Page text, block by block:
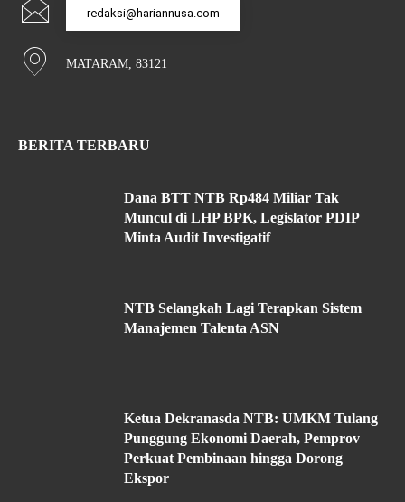
redaksi@hariannusa.com
MATARAM, 83121
BERITA TERBARU
Dana BTT NTB Rp484 Miliar Tak
Muncul di LHP BPK, Legislator PDIP
Minta Audit Investigatif
NTB Selangkah Lagi Terapkan Sistem
Manajemen Talenta ASN
Ketua Dekranasda NTB: UMKM Tulang
Punggung Ekonomi Daerah, Pemprov
Perkuat Pembinaan hingga Dorong
Ekspor